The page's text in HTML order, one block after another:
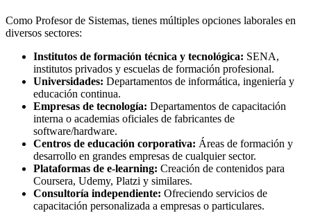
Como Profesor de Sistemas, tienes múltiples opciones laborales en
diversos sectores:
Institutos de formación técnica y tecnológica: SENA,
institutos privados y escuelas de formación profesional.
Universidades: Departamentos de informática, ingeniería y
educación continua.
Empresas de tecnología: Departamentos de capacitación
interna o academias oficiales de fabricantes de
software/hardware.
Centros de educación corporativa: Áreas de formación y
desarrollo en grandes empresas de cualquier sector.
Plataformas de e-learning: Creación de contenidos para
Coursera, Udemy, Platzi y similares.
Consultoría independiente: Ofreciendo servicios de
capacitación personalizada a empresas o particulares.